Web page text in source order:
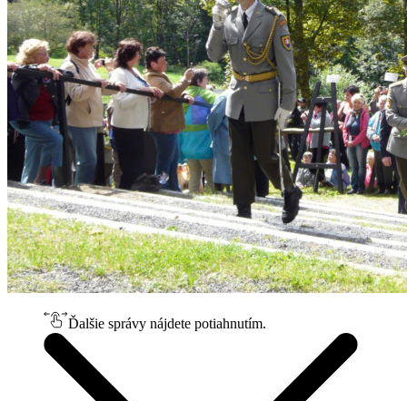
Ďalšie správy nájdete potiahnutím.